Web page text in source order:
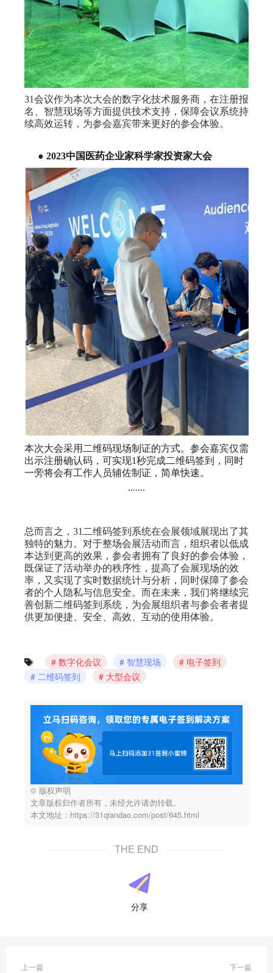
31会议作为本次大会的数字化技术服务商，在注册报
名、智慧现场等方面提供技术支持，保障会议系统持
续高效运转，为参会嘉宾带来更好的参会体验。
● 2023中国医药企业家科学家投资家大会
本次大会采用二维码现场制证的方式。参会嘉宾仅需
出示注册确认码，可实现1秒完成二维码签到，同时
一旁将会有工作人员辅佐制证，简单快速。
.......
总而言之，31二维码签到系统在会展领域展现出了其
独特的魅力。对于整场会展活动而言，组织者以低成
本达到更高的效果，参会者拥有了良好的参会体验，
既保证了活动举办的秩序性，提高了会展现场的效
率，又实现了实时数据统计与分析，同时保障了参会
者的个人隐私与信息安全。而在未来，我们将继续完
善创新二维码签到系统，为会展组织者与参会者者提
供更加便捷、安全、高效、互动的使用体验。
数字化会议 智慧现场
电子签到
二维码签到
大型会议
© 版权声明
文章版权归作者所有，未经允许请勿转载。
本文地址：https://31qiandao.com/post/645.html
THE END
分享
上一篇 下一篇